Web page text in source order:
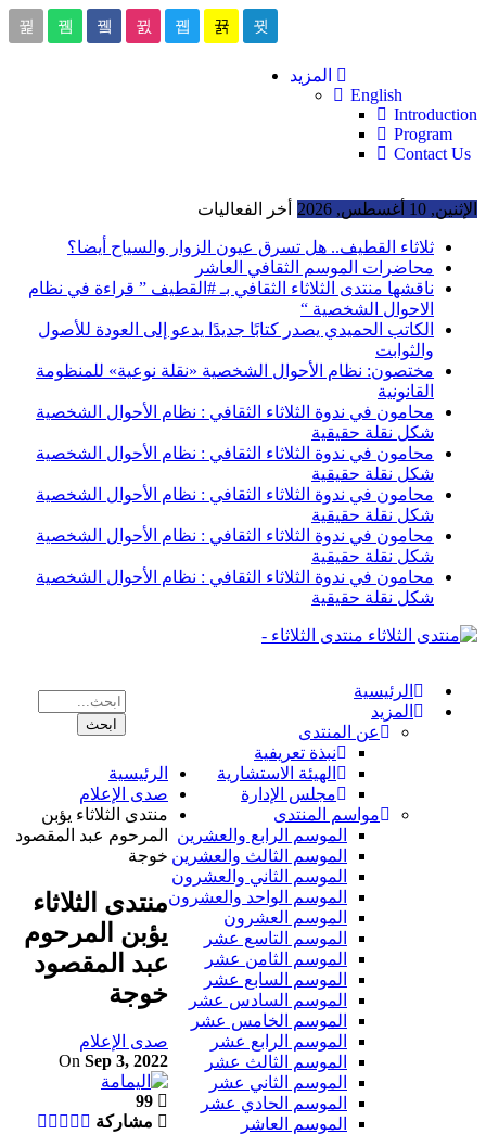
English
Introduction
Program
Contact Us
الإثنين, 10 أغسطس, 2026 أخر الفعاليات
ثلاثاء القطيف.. هل تسرق عيون الزوار والسياح أيضا؟
محاضرات الموسم الثقافي العاشر
ناقشها منتدى الثلاثاء الثقافي بـ #القطيف ” قراءة في نظام
الاحوال الشخصية “
الكاتب الحميدي يصدر كتابًا جديدًا يدعو إلى العودة للأصول
والثوابت
مختصون: نظام الأحوال الشخصية «نقلة نوعية» للمنظومة
القانونية
محامون في ندوة الثلاثاء الثقافي : نظام الأحوال الشخصية
شكل نقلة حقيقية
محامون في ندوة الثلاثاء الثقافي : نظام الأحوال الشخصية
شكل نقلة حقيقية
محامون في ندوة الثلاثاء الثقافي : نظام الأحوال الشخصية
شكل نقلة حقيقية
محامون في ندوة الثلاثاء الثقافي : نظام الأحوال الشخصية
شكل نقلة حقيقية
محامون في ندوة الثلاثاء الثقافي : نظام الأحوال الشخصية
شكل نقلة حقيقية
منتدى الثلاثاء -
الرئيسية
المزيد
عن المنتدى
نبذة تعريفية
الهيئة الاستشارية
مجلس الإدارة
مواسم المنتدى
الموسم الرابع والعشرين
الموسم الثالث والعشرين
الموسم الثاني والعشرون
الموسم الواحد والعشرون
الموسم العشرون
الموسم التاسع عشر
الموسم الثامن عشر
الموسم السابع عشر
الموسم السادس عشر
الموسم الخامس عشر
الموسم الرابع عشر
الموسم الثالث عشر
الموسم الثاني عشر
الموسم الحادي عشر
الموسم العاشر
الرئيسية
صدى الإعلام
منتدى الثلاثاء يؤبن
المرحوم عبد المقصود
خوجة
منتدى الثلاثاء
يؤبن المرحوم
عبد المقصود
خوجة
صدى الإعلام
On Sep 3, 2022
99
مشاركة